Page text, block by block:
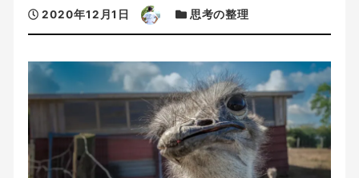
投
稿
日
2020年12月1日
著
者
カ
テ
ゴ
リ
ー
思考の整理